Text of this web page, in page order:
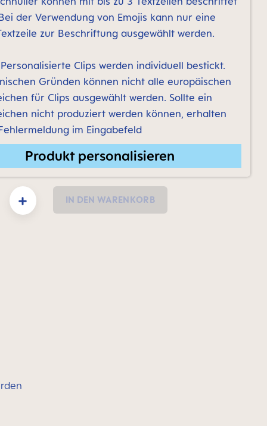
der Verwendung von Emojis kann nur eine
zur Beschriftung ausgewählt werden.
Clips werden individuell bestickt.
Gründen können nicht alle europäischen
für Clips ausgewählt werden. Sollte ein
nicht produziert werden können, erhalten
im Eingabefeld
Produkt personalisieren
Gib den gewünschten Wert ein oder benutze die Schaltflächen um die Anzahl zu
IN DEN WARENKORB